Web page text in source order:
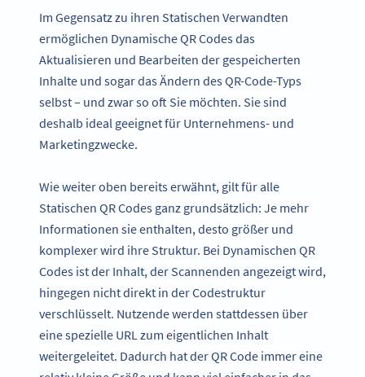
Im Gegensatz zu ihren Statischen Verwandten
ermöglichen Dynamische QR Codes das
Aktualisieren und Bearbeiten der gespeicherten
Inhalte und sogar das Ändern des QR-Code-Typs
selbst – und zwar so oft Sie möchten. Sie sind
deshalb ideal geeignet für Unternehmens- und
Marketingzwecke.
Wie weiter oben bereits erwähnt, gilt für alle
Statischen QR Codes ganz grundsätzlich: Je mehr
Informationen sie enthalten, desto größer und
komplexer wird ihre Struktur. Bei Dynamischen QR
Codes ist der Inhalt, der Scannenden angezeigt wird,
hingegen nicht direkt in der Codestruktur
verschlüsselt. Nutzende werden stattdessen über
eine spezielle URL zum eigentlichen Inhalt
weitergeleitet. Dadurch hat der QR Code immer eine